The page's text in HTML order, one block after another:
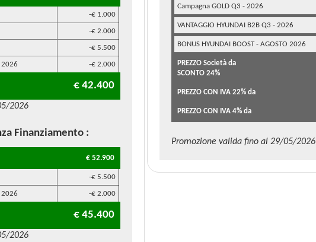
-€ 1.000
-€ 2.000
-€ 5.500
2026 -€ 2.000
€ 42.400
2026
Finanziamento :
€ 52.900
-€ 5.500
2026 -€ 2.000
€ 45.400
2026
Campagna GOLD Q3 - 2026
VANTAGGIO HYUNDAI B2B Q3 - 2026
BONUS HYUNDAI BOOST - AGOSTO 2026
PREZZO Società da
SCONTO 24%
PREZZO CON IVA 22% da
PREZZO CON IVA 4% da
Promozione valida fino al 29/05/2026